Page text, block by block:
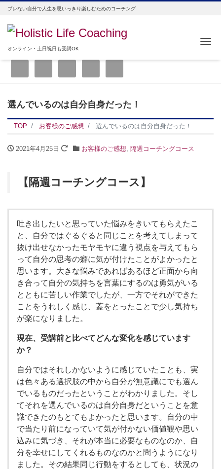
ブレない自分で人生を思いっきり楽しむためのコーチング
オンライン・土日祝日も受講OK
選んでいるのは自分自身だった！
TOP お客様のご感想 選んでいるのは自分自身だった！
2021年4月25日 お客様のご感想 隔週コーチングコース
【隔週コーチングコース】
吐き出したいと思っていた悩みをきいてもらえたこ
と、自分ではぐるぐると同じことを考えてしまって
抜け出せなかったモヤモヤに違う視点を与えてもら
って自分の思考の癖に気が付けたことがよかったと
思います。大きな悩みであればあるほど正面から向
き合って自分の気持ちを言葉にするのは勇気がいる
とともに苦しい作業でしたが、一方でそれができた
ことをうれしく感じ、蓋をとったことで少し気持ち
が楽になりました。
現在、受講前と比べてどんな変化を感じています
か？
自分ではそれしかないように感じていたことも、実
は色々ある選択肢の中から自分が無意識にでも選ん
でいるものだったということがわかりました。そし
てそれを選んでいるのは自分自身だということを意
識できたのもとてもよかったと思います。自分の中
で当たり前になっていて気が付かない価値観や思い
込みに気づき、それが本当に必要なものなのか、自
分を幸せにしてくれるものなのかと問うようになり
ました。その結果同じ行動をするとしても、状況の